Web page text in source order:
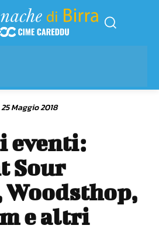
25 Maggio 2018
eventi:
Sour
Woodsthop,
e altri